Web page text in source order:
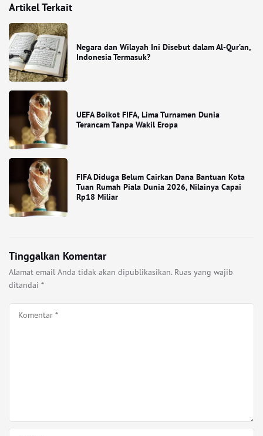
Artikel Terkait
Negara dan Wilayah Ini Disebut dalam Al-Qur’an,
Indonesia Termasuk?
UEFA Boikot FIFA, Lima Turnamen Dunia
Terancam Tanpa Wakil Eropa
FIFA Diduga Belum Cairkan Dana Bantuan Kota
Tuan Rumah Piala Dunia 2026, Nilainya Capai
Rp18 Miliar
Tinggalkan Komentar
Alamat email Anda tidak akan dipublikasikan. Ruas yang wajib
ditandai *